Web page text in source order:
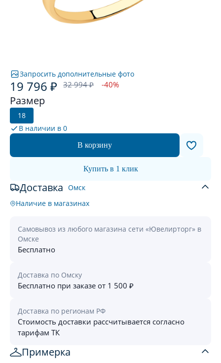
Запросить дополнительные фото
19 796 ₽ 32 994 ₽ -40%
Размер
18
В наличии в 0
В корзину
Купить в 1 клик
Доставка Омск
Наличие в магазинах
Самовывоз из любого магазина сети «Ювелирторг» в
Омске
Бесплатно
Доставка по Омску
Бесплатно при заказе от 1 500 ₽
Доставка по регионам РФ
Стоимость доставки рассчитывается согласно
тарифам ТК
Примерка